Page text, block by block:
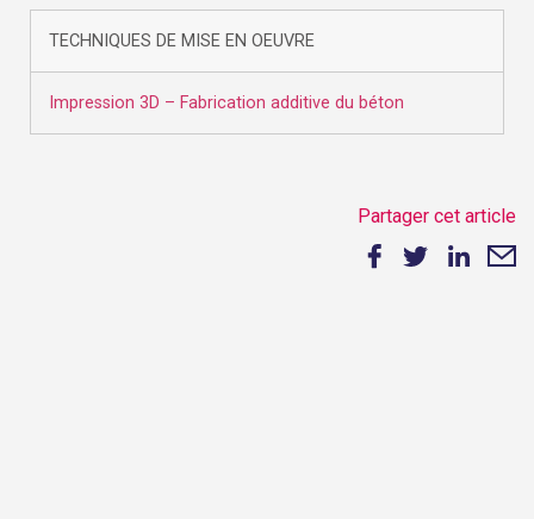
TECHNIQUES DE MISE EN OEUVRE
Impression 3D – Fabrication additive du béton
Partager cet article